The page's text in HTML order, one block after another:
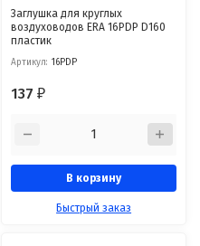
Заглушка для круглых
воздуховодов ERA 16PDP D160
пластик
Артикул: 16PDP
137₽
В корзину
Быстрый заказ